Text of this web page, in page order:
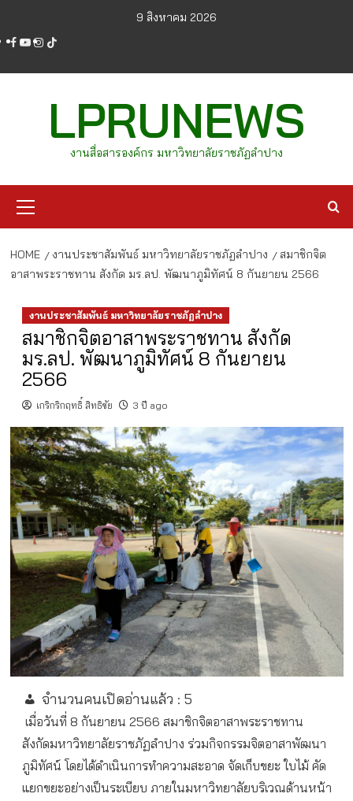
content
9 สิงหาคม 2026
facebook
youtube
instagram
tiktok
LPRUNEWS
งานสื่อสารองค์กร มหาวิทยาลัยราชภัฏลำปาง
Menu
HOME งานประชาสัมพันธ์ มหาวิทยาลัยราชภัฏลำปาง
สมาชิกจิต
อาสาพระราชทาน สังกัด มร.ลป. พัฒนาภูมิทัศน์ 8 กันยายน 2566
งานประชาสัมพันธ์ มหาวิทยาลัยราชภัฏลำปาง
สมาชิกจิตอาสาพระราชทาน สังกัด
มร.ลป. พัฒนาภูมิทัศน์ 8 กันยายน
2566
เกริกริกฤทธิ์ สิทธิชัย 3 ปี ago
จำนวนคนเปิดอ่านแล้ว : 5
เมื่อวันที่ 8 กันยายน 2566 สมาชิกจิตอาสาพระราชทาน
สังกัดมหาวิทยาลัยราชภัฏลำปาง ร่วมกิจกรรมจิตอาสาพัฒนา
ภูมิทัศน์ โดยได้ดำเนินการทำความสะอาด จัดเก็บขยะ ใบไม้ คัด
แยกขยะอย่างเป็นระเบียบ ภายในมหาวิทยาลัยบริเวณด้านหน้า